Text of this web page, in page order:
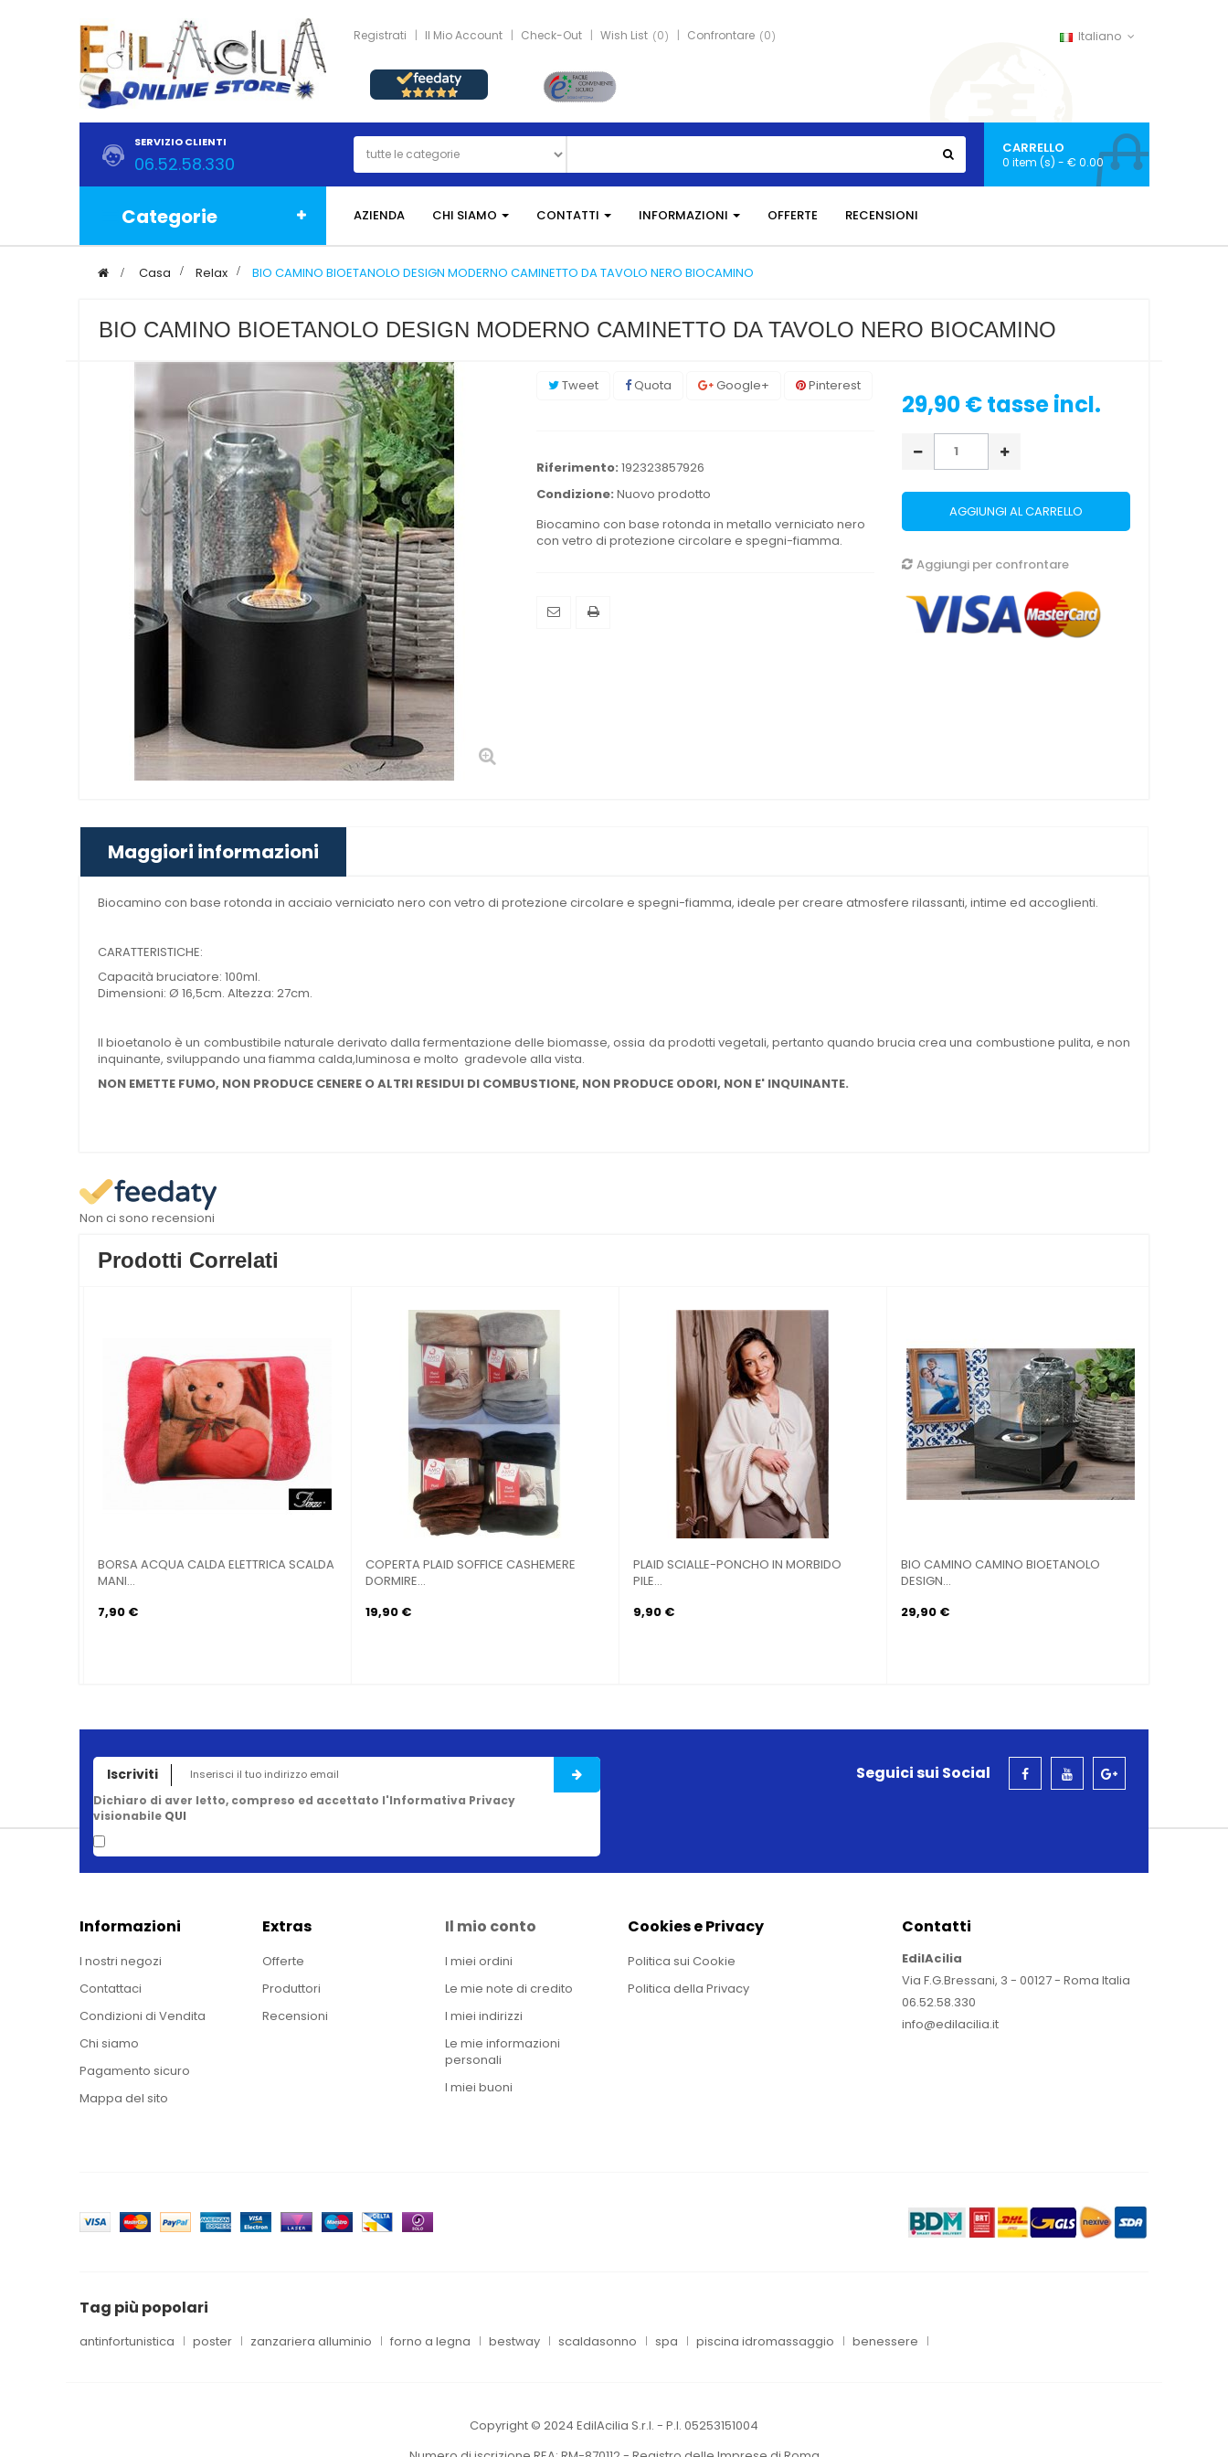
Registrati Il Mio Account Check-Out Wish List 0 Confrontare 0 Italiano
SERVIZIO CLIENTI
06.52.58.330
CARRELLO
0 item (s) - € 0.00
Categorie AZIENDA CHI SIAMO CONTATTI INFORMAZIONI OFFERTE RECENSIONI
> Casa > Relax > BIO CAMINO BIOETANOLO DESIGN MODERNO CAMINETTO DA TAVOLO NERO BIOCAMINO
BIO CAMINO BIOETANOLO DESIGN MODERNO CAMINETTO DA TAVOLO NERO BIOCAMINO
Tweet Quota Google+ Pinterest
Riferimento: 192323857926
Condizione: Nuovo prodotto
Biocamino con base rotonda in metallo verniciato nero
con vetro di protezione circolare e spegni-fiamma.
29,90 €tasse incl.
AGGIUNGI AL CARRELLO
Aggiungi per confrontare
Maggiori informazioni
Biocamino con base rotonda in acciaio verniciato nero con vetro di protezione circolare e spegni-fiamma, ideale per creare atmosfere rilassanti, intime ed accoglienti.
CARATTERISTICHE:
Capacità bruciatore: 100ml.
Dimensioni: Ø 16,5cm. Altezza: 27cm.
Il bioetanolo è un combustibile naturale derivato dalla fermentazione delle biomasse, ossia da prodotti vegetali, pertanto quando brucia crea una combustione pulita, e non
inquinante, sviluppando una fiamma calda,luminosa e molto gradevole alla vista.
NON EMETTE FUMO, NON PRODUCE CENERE O ALTRI RESIDUI DI COMBUSTIONE, NON PRODUCE ODORI, NON E' INQUINANTE.
Non ci sono recensioni
Prodotti Correlati
PLAID SCIALLE-PONCHO IN MORBIDO
PILE...
9,90 €
BIO CAMINO CAMINO BIOETANOLO
DESIGN...
29,90 €
BESTWAY 67006 - CUSCINO GONFIABILE...
1,50 €
BESTWAY 67121 - CUSCINO GONFIABILE...
2,50 €
Iscriviti
Dichiaro di aver letto, compreso ed accettato l'Informativa Privacy
visionabile QUI
Seguici sui Social
Informazioni
I nostri negozi
Contattaci
Condizioni di Vendita
Chi siamo
Pagamento sicuro
Mappa del sito
Extras
Offerte
Produttori
Recensioni
Il mio conto
I miei ordini
Le mie note di credito
I miei indirizzi
Le mie informazioni
personali
I miei buoni
Cookies e Privacy
Politica sui Cookie
Politica della Privacy
Contatti
EdilAcilia
Via F.G.Bressani, 3 - 00127 - Roma Italia
06.52.58.330
info@edilacilia.it
Tag più popolari
antinfortunistica poster zanzariera alluminio forno a legna bestway scaldasonno spa piscina idromassaggio benessere
Copyright © 2024 EdilAcilia S.r.l. - P.I. 05253151004